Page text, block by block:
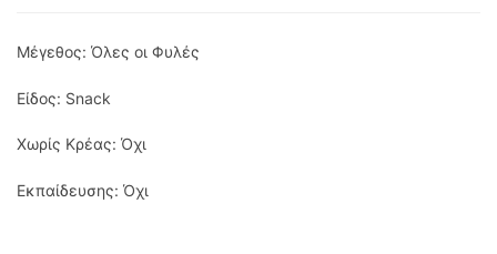
Μέγεθος: Όλες οι Φυλές
Είδος: Snack
Χωρίς Κρέας: Όχι
Εκπαίδευσης: Όχι